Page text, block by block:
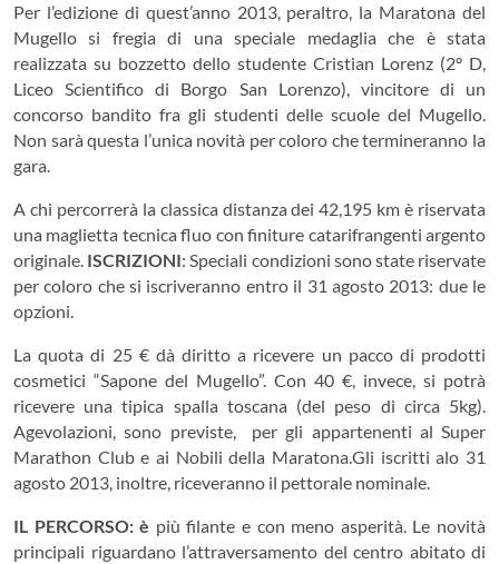
Per l’edizione di quest’anno 2013, peraltro, la Maratona del
Mugello si fregia di una speciale medaglia che è stata
realizzata su bozzetto dello studente Cristian Lorenz (2° D,
Liceo Scientifico di Borgo San Lorenzo), vincitore di un
concorso bandito fra gli studenti delle scuole del Mugello.
Non sarà questa l’unica novità per coloro che termineranno la
gara.
A chi percorrerà la classica distanza dei 42,195 km è riservata
una maglietta tecnica fluo con finiture catarifrangenti argento
originale. ISCRIZIONI: Speciali condizioni sono state riservate
per coloro che si iscriveranno entro il 31 agosto 2013: due le
opzioni.
La quota di 25 € dà diritto a ricevere un pacco di prodotti
cosmetici “Sapone del Mugello”. Con 40 €, invece, si potrà
ricevere una tipica spalla toscana (del peso di circa 5kg).
Agevolazioni, sono previste, per gli appartenenti al Super
Marathon Club e ai Nobili della Maratona.Gli iscritti alo 31
agosto 2013, inoltre, riceveranno il pettorale nominale.
IL PERCORSO: è più filante e con meno asperità. Le novità
principali riguardano l’attraversamento del centro abitato di